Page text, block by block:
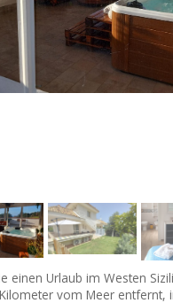
einen Urlaub im Westen
vom Meer entfernt,